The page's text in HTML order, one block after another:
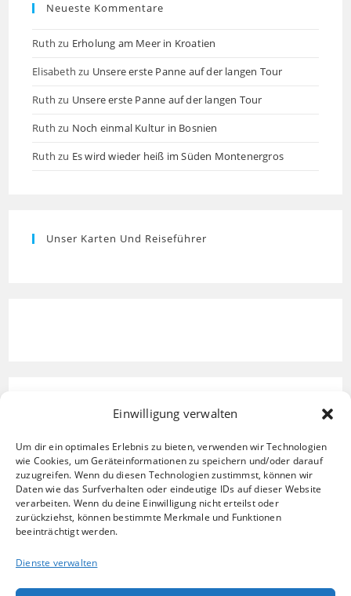
Einwilligung verwalten
Um dir ein optimales Erlebnis zu bieten, verwenden wir Technologien
wie Cookies, um Geräteinformationen zu speichern und/oder darauf
zuzugreifen. Wenn du diesen Technologien zustimmst, können wir
Daten wie das Surfverhalten oder eindeutige IDs auf dieser Website
verarbeiten. Wenn du deine Einwilligung nicht erteilst oder
zurückziehst, können bestimmte Merkmale und Funktionen
beeinträchtigt werden.
Dienste verwalten
Neueste Kommentare
Ruth zu Erholung am Meer in Kroatien
Elisabeth zu Unsere erste Panne auf der langen Tour
Ruth zu Unsere erste Panne auf der langen Tour
Ruth zu Noch einmal Kultur in Bosnien
Ruth zu Es wird wieder heiß im Süden Montenergros
Unser Karten Und Reiseführer